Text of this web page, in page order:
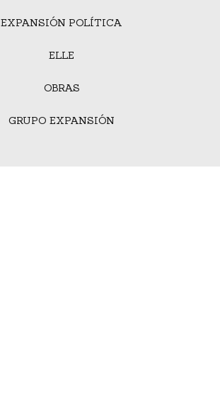
EXPANSIÓN POLÍTICA
ELLE
OBRAS
GRUPO EXPANSIÓN